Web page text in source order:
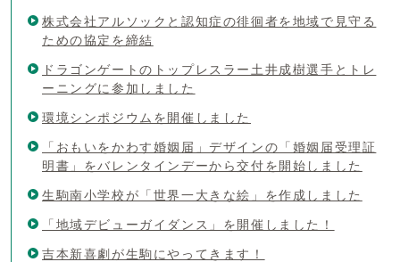
株式会社アルソックと認知症の徘徊者を地域で見守る
ための協定を締結
ドラゴンゲートのトップレスラー土井成樹選手とトレ
ーニングに参加しました
環境シンポジウムを開催しました
「おもいをかわす婚姻届」デザインの「婚姻届受理証
明書」をバレンタインデーから交付を開始しました
生駒南小学校が「世界一大きな絵」を作成しました
「地域デビューガイダンス」を開催しました！
吉本新喜劇が生駒にやってきます！